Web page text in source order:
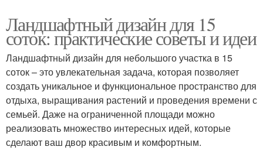
Ландшафтный дизайн для 15
соток: практические советы и идеи
Ландшафтный дизайн для небольшого участка в 15
соток – это увлекательная задача, которая позволяет
создать уникальное и функциональное пространство для
отдыха, выращивания растений и проведения времени с
семьей. Даже на ограниченной площади можно
реализовать множество интересных идей, которые
сделают ваш двор красивым и комфортным.